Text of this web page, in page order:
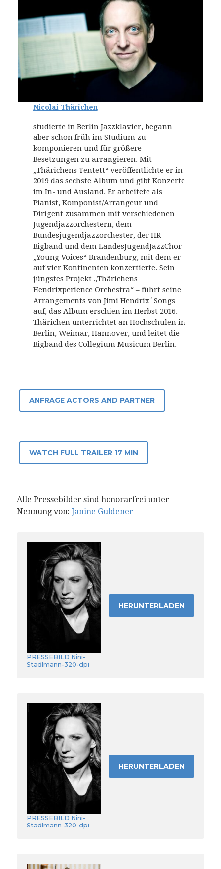
Nicolai Thärichen
studierte in Berlin Jazzklavier, begann
aber schon früh im Studium zu
komponieren und für größere
Besetzungen zu arrangieren. Mit
„Thärichens Tentett“ veröffentlichte er in
2019 das sechste Album und gibt Konzerte
im In- und Ausland. Er arbeitete als
Pianist, Komponist/Arrangeur und
Dirigent zusammen mit verschiedenen
Jugendjazzorchestern, dem
Bundesjugendjazzorchester, der HR-
Bigband und dem LandesJugendJazzChor
„Young Voices“ Brandenburg, mit dem er
auf vier Kontinenten konzertierte. Sein
jüngstes Projekt „Thärichens
Hendrixperience Orchestra“ – führt seine
Arrangements von Jimi Hendrix´Songs
auf, das Album erschien im Herbst 2016.
Thärichen unterrichtet an Hochschulen in
Berlin, Weimar, Hannover, und leitet die
Bigband des Collegium Musicum Berlin.
ANFRAGE ACTORS AND PARTNER
WATCH FULL TRAILER 17 MIN
Alle Pressebilder sind honorarfrei unter
Nennung von: Janine Guldener
PRESSEBILD Nini-
Stadlmann-320-dpi
HERUNTERLADEN
PRESSEBILD Nini-
Stadlmann-320-dpi
HERUNTERLADEN